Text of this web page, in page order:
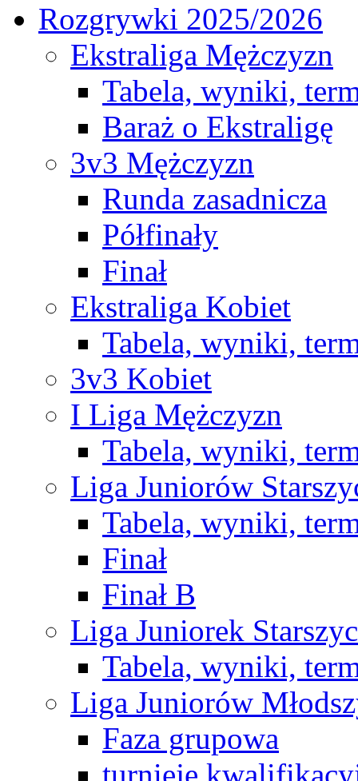
Rozgrywki 2025/2026
Ekstraliga Mężczyzn
Tabela, wyniki,
Baraż o Ekstraligę
3v3 Mężczyzn
Runda zasadnicza
Półfinały
Finał
Ekstraliga Kobiet
Tabela, wyniki,
3v3 Kobiet
I Liga Mężczyzn
Tabela, wyniki,
Liga Juniorów
Tabela, wyniki,
Finał
Finał B
Liga Juniorek
Tabela, wyniki,
Liga Juniorów
Faza grupowa
turnieje